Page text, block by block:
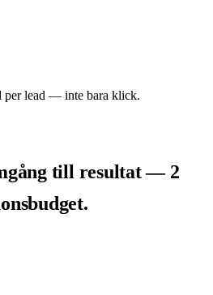
per lead — inte bara klick.
till resultat — 2